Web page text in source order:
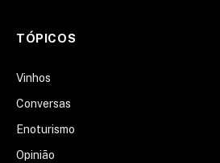
TÓPICOS
Vinhos
Conversas
Enoturismo
Opinião